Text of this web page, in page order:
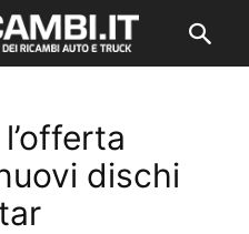
dischi